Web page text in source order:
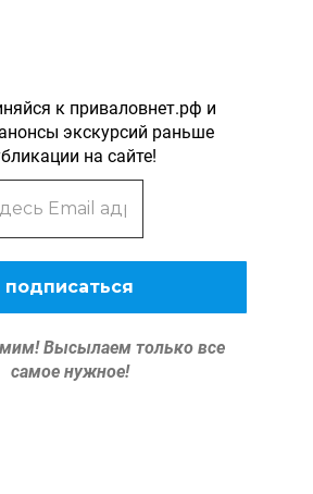
к приваловнет.рф и
экскурсий раньше
на сайте!
Высылаем только все
самое нужное!